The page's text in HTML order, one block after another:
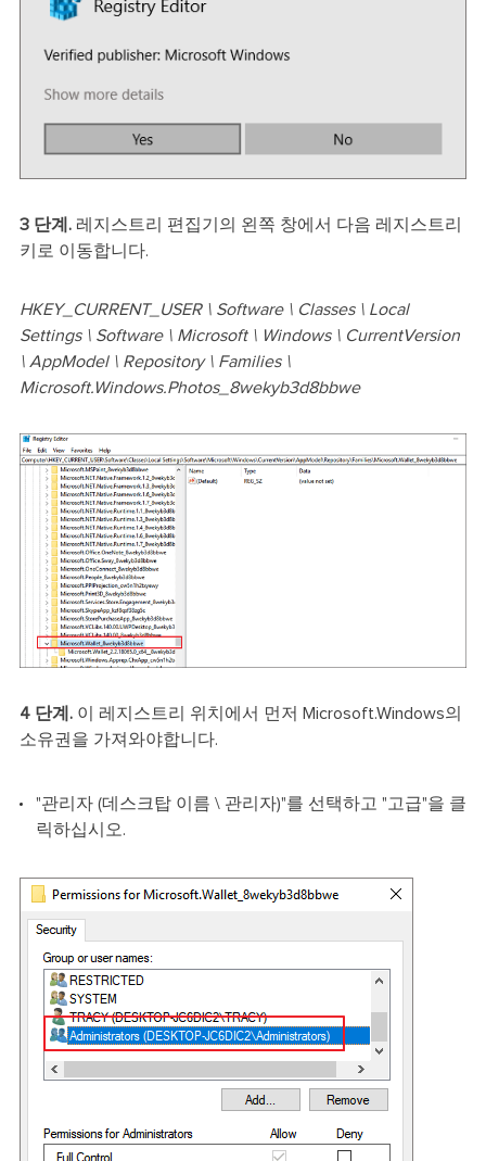
3 단계.레지스트리 편집기의 왼쪽 창에서 다음 레지스트리
키로 이동합니다.
HKEY_CURRENT_USER \ Software \ Classes \ Local
Settings \ Software \ Microsoft \ Windows \ CurrentVersion
\ AppModel \ Repository \ Families \
Microsoft.Windows.Photos_8wekyb3d8bbwe
4 단계. 이 레지스트리 위치에서 먼저 Microsoft.Windows의
소유권을 가져와야합니다.
"관리자 (데스크탑 이름 \ 관리자)"를 선택하고 "고급"을 클
릭하십시오.